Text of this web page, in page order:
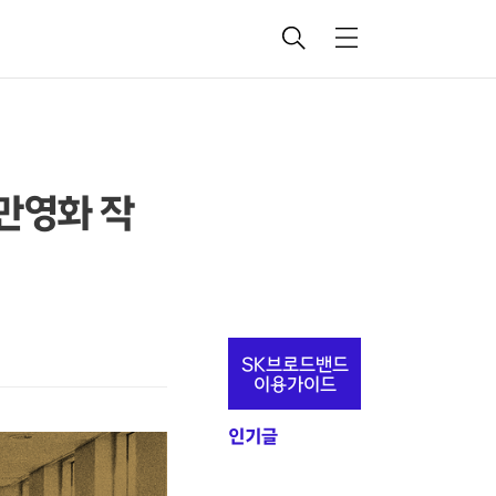
검
메
영화 작
추
정
보
SK브로드밴드
이용가이드
인기글